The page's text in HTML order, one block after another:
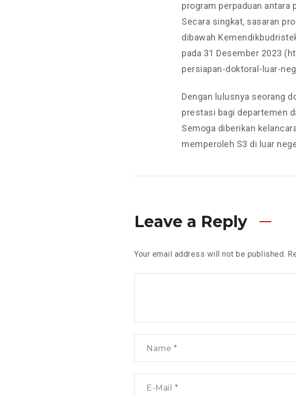
program perpaduan antara
Secara singkat, sasaran
dibawah
pada 31 Desember 2023
persiapan-doktoral-luar-
Dengan lulusnya seorang
prestasi bagi departemen
Semoga diberikan
memperoleh S3 di luar
Leave a Reply
Your email address will not be published.